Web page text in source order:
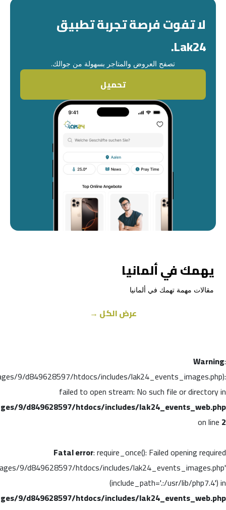
لا تفوت فرصة تجربة تطبيق
Lak24.
تصفح العروض والمتاجر بسهولة من جوالك.
تحميل
يهمك في ألمانيا
مقالات مهمة تهمك في ألمانيا
عرض الكل →
Warning:
9/d849628597/htdocs/includes/lak24_events_images.php):
failed to open stream: No such file or directory in
9/d849628597/htdocs/includes/lak24_events_web.php
on line 2
Fatal error: require_once(): Failed opening required
9/d849628597/htdocs/includes/lak24_events_images.php'
(include_path='.:/usr/lib/php7.4') in
9/d849628597/htdocs/includes/lak24_events_web.php